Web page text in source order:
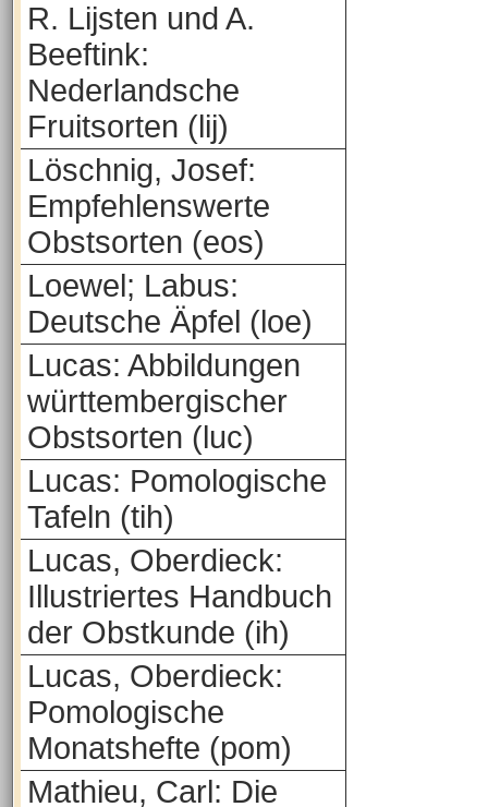
R. Lijsten und A.
Beeftink:
Nederlandsche
Fruitsorten (lij)
Löschnig, Josef:
Empfehlenswerte
Obstsorten (eos)
Loewel; Labus:
Deutsche Äpfel (loe)
Lucas: Abbildungen
württembergischer
Obstsorten (luc)
Lucas: Pomologische
Tafeln (tih)
Lucas, Oberdieck:
Illustriertes Handbuch
der Obstkunde (ih)
Lucas, Oberdieck:
Pomologische
Monatshefte (pom)
Mathieu, Carl: Die